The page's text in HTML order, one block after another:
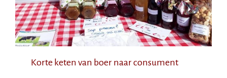
Korte keten van boer naar consument